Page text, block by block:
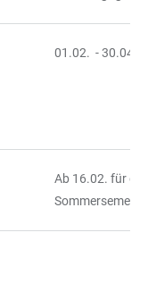
01.02. - 30.04.
Ab 16.02. für